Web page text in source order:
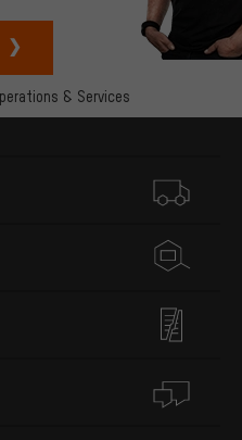
& Services